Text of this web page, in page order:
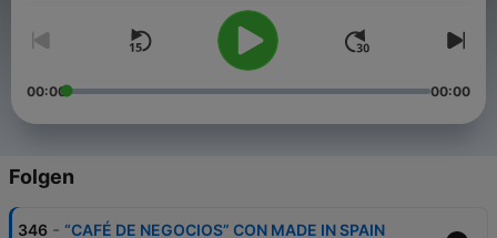
00:00 00:00
Folgen
346 - “CAFÉ DE NEGOCIOS” CON MADE IN SPAIN